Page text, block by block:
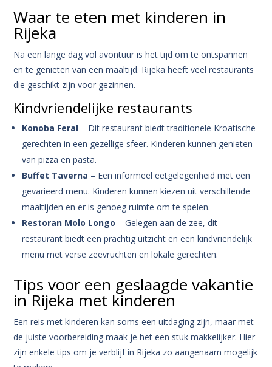
Waar te eten met kinderen in
Rijeka
Na een lange dag vol avontuur is het tijd om te ontspannen
en te genieten van een maaltijd. Rijeka heeft veel restaurants
die geschikt zijn voor gezinnen.
Kindvriendelijke restaurants
Konoba Feral – Dit restaurant biedt traditionele Kroatische
gerechten in een gezellige sfeer. Kinderen kunnen genieten
van pizza en pasta.
Buffet Taverna – Een informeel eetgelegenheid met een
gevarieerd menu. Kinderen kunnen kiezen uit verschillende
maaltijden en er is genoeg ruimte om te spelen.
Restoran Molo Longo – Gelegen aan de zee, dit
restaurant biedt een prachtig uitzicht en een kindvriendelijk
menu met verse zeevruchten en lokale gerechten.
Tips voor een geslaagde vakantie
in Rijeka met kinderen
Een reis met kinderen kan soms een uitdaging zijn, maar met
de juiste voorbereiding maak je het een stuk makkelijker. Hier
zijn enkele tips om je verblijf in Rijeka zo aangenaam mogelijk